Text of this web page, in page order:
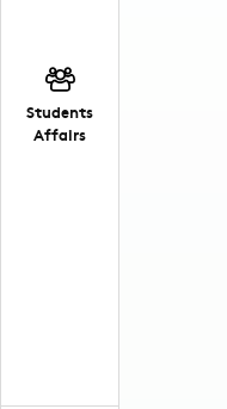
Students
Affairs